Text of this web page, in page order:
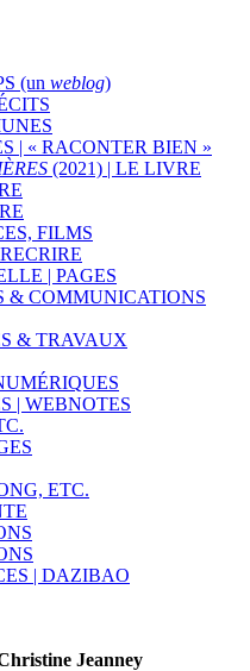
(un weblog)
| « RACONTER BIEN »
(2021) | LE LIVRE
FILMS
| PAGES
& COMMUNICATIONS
& TRAVAUX
| WEBNOTES
ETC.
| DAZIBAO
Jeanney